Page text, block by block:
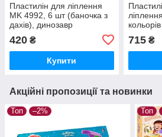
Пластилін для ліплення
MK 4992, 6 шт (баночка з
дахів), динозавр
420 ₴
Купити
шприц
715₴
Акційні пропозиції та новинки
Топ –2% Топ